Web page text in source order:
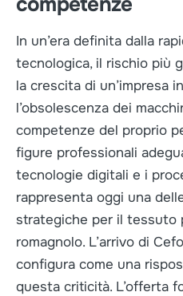
In un’era definita dalla
tecnologica, il rischio più
la crescita di un’impresa
l’obsolescenza dei
competenze del proprio
figure professionali
tecnologie digitali e i
rappresenta oggi una
strategiche per il tessuto
romagnolo. L’arrivo di
configura come una
questa criticità. L’offerta